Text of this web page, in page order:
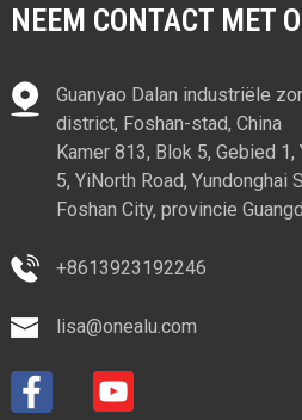
NEEM CONTACT MET
Guanyao Dalan industriële
district, Foshan-stad, China
Kamer 813, Blok 5, Gebied 1,
5, YiNorth Road, Yundonghai
Foshan City, provincie
+8613923192246
lisa@onealu.com